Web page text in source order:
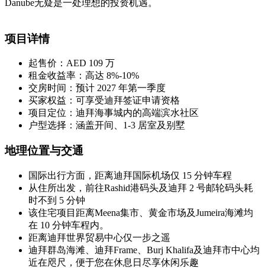
Danube无疑是一处理想的投资机遇。
项目详情
起售价：AED 109 万
租金收益率：高达 8%-10%
交房时间：预计 2027 年第一季度
买家权益：可享受迪拜签证申请资格
项目定位：迪拜海事城内的高端滨水社区
户型选择：涵盖开间、1-3 居室及别墅
地理位置与交通
国际出行方面，距离迪拜国际机场仅 15 分钟车程
从住所出发，前往Rashid港码头及迪拜 2 号邮轮码头耗
时不到 5 分钟
该住宅项目距离Meena集市、黄金市场及Jumeira海滩均
在 10 分钟车程内。
距离迪拜世界贸易中心仅一步之遥
迪拜群岛海滩、迪拜Frame、Burj Khalifa及迪拜市中心均
近在咫尺，便于您在休息日尽享休闲乐趣